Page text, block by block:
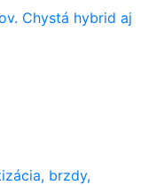
Chystá hybrid aj
brzdy,